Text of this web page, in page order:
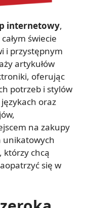
internetowy,
świecie
i przystępnym
artykułów
oferując
potrzeb i stylów
oraz
na zakupy
unikatowych
którzy chcą
się w